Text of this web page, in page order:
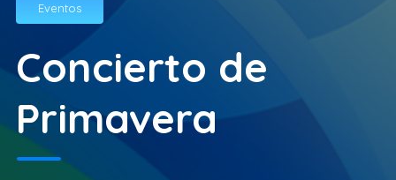
Eventos
Concierto de
Primavera